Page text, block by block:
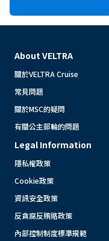
About VELTRA
關於VELTRA Cruise
常見問題
關於MSC的疑問
有關公主郵輪的問題
Legal Information
隱私權政策
Cookie政策
資訊安全政策
反貪腐反賄賂政策
內部控制制度標準規範